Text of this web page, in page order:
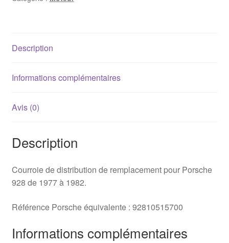
Description
Informations complémentaires
Avis (0)
Description
Courroie de distribution de remplacement pour Porsche
928 de 1977 à 1982.
Référence Porsche équivalente : 92810515700
Informations complémentaires